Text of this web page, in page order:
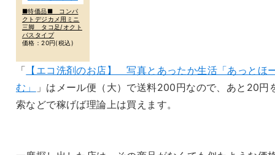
■特価品■ コンパ
クトデジカメ用ミニ
三脚 タコ足/オクト
パスタイプ
価格：20円(税込)
「 【エコ洗剤のお店】 写真とあったか生活「あっとほ
む」
」はメール便（大）で送料200円なので、あと20円
索などで稼げば理論上は買えます。